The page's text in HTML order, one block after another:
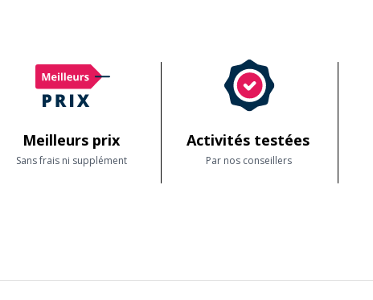
Meilleurs prix
Sans frais ni supplément
Activités testées
Par nos conseillers